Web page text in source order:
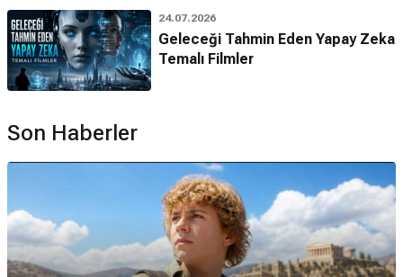
24.07.2026
Geleceği Tahmin Eden Yapay Zeka
Temalı Filmler
Son Haberler